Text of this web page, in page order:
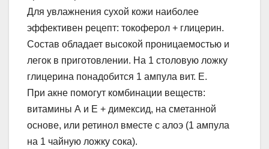
Для увлажнения сухой кожи наиболее
эффективен рецепт: токоферол + глицерин.
Состав обладает высокой проницаемостью и
легок в приготовлении. На 1 столовую ложку
глицерина понадобится 1 ампула вит. Е.
При акне помогут комбинации веществ:
витамины А и Е + димексид, на сметанной
основе, или ретинол вместе с алоэ (1 ампула
на 1 чайную ложку сока).